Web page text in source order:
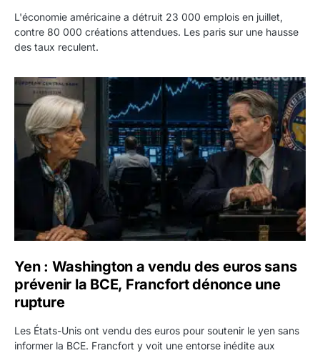
L'économie américaine a détruit 23 000 emplois en juillet,
contre 80 000 créations attendues. Les paris sur une hausse
des taux reculent.
Yen : Washington a vendu des euros sans prévenir la
Yen : Washington a vendu des euros sans
prévenir la BCE, Francfort dénonce une
rupture
Les États-Unis ont vendu des euros pour soutenir le yen sans
informer la BCE. Francfort y voit une entorse inédite aux